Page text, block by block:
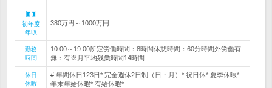
初年度
年収
380万円～1000万円
勤務
時間
10:00～19:00所定労働時間：8時間休憩時間：60分時間外労働有
無：有※月平均残業時間14時間…
休日
休暇
# 年間休日123日* 完全週休2日制（日・月）* 祝日休* 夏季休暇*
年末年始休暇* 有給休暇*…